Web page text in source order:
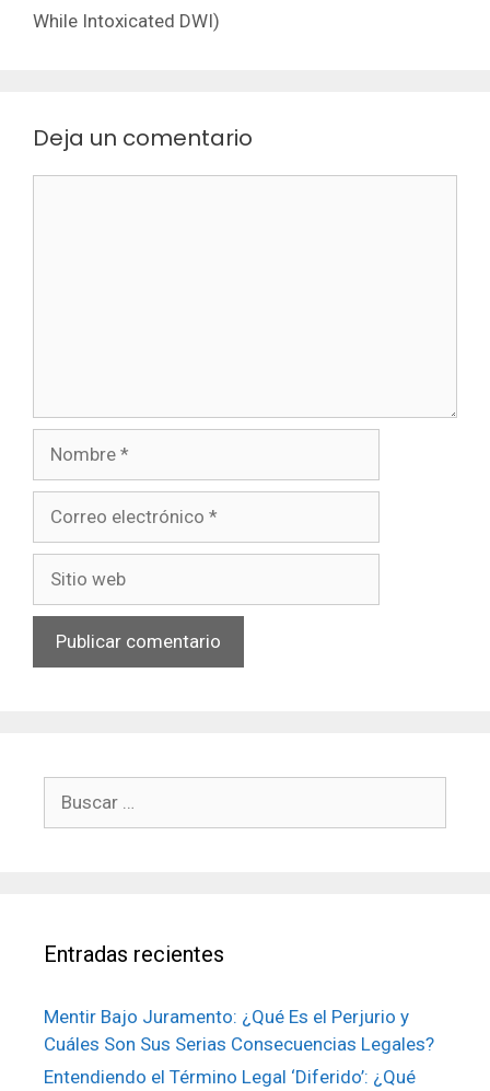
While Intoxicated DWI)
Deja un comentario
electrónico
web
Entradas recientes
Mentir Bajo Juramento: ¿Qué Es el Perjurio y
Cuáles Son Sus Serias Consecuencias Legales?
Entendiendo el Término Legal ‘Diferido’: ¿Qué